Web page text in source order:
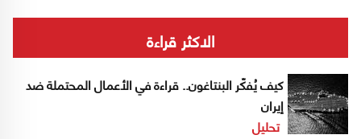
الاكثر قراءة
كيف يُفكّر البنتاغون.. قراءة في الأعمال المحتملة ضد
إيران
تحليل